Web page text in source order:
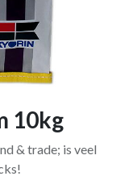
10kg
& trade; is veel